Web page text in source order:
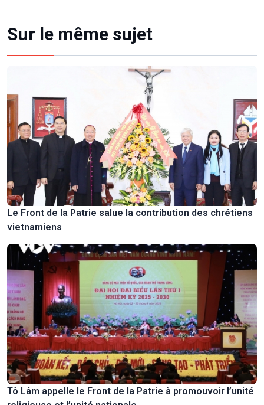
Sur le même sujet
Le Front de la Patrie salue la contribution des chrétiens
vietnamiens
Tô Lâm appelle le Front de la Patrie à promouvoir l’unité